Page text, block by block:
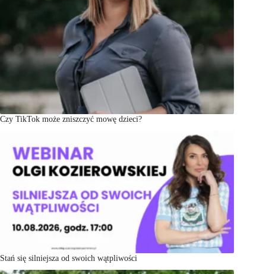
Czy TikTok może zniszczyć mowę dzieci?
Stań się silniejsza od swoich wątpliwości